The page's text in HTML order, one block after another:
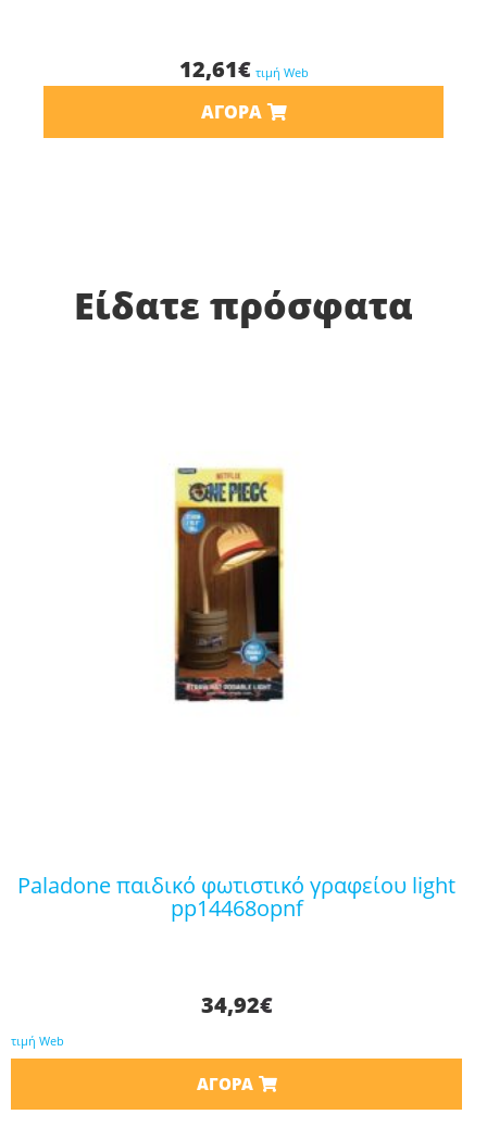
12,61€ τιμή Web
ΑΓΟΡΆ
Είδατε πρόσφατα
paladone παιδικό φωτιστικό γραφείου light
pp14468opnf
34,92€
τιμή Web
ΑΓΟΡΆ